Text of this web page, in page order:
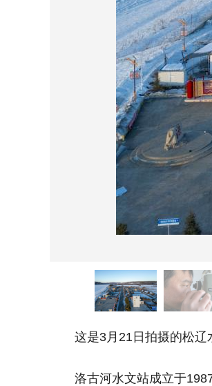
这是3月21日拍摄的松辽水
洛古河水文站成立于1987